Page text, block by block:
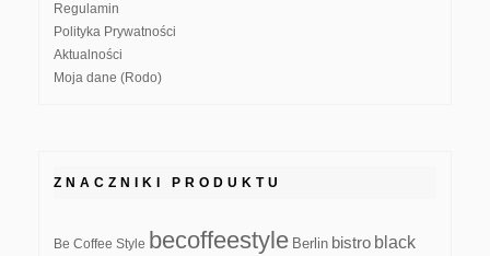
Regulamin
Polityka Prywatności
Aktualności
Moja dane (Rodo)
ZNACZNIKI PRODUKTU
Be Coffee Style becoffeestyle Berlin bistro black